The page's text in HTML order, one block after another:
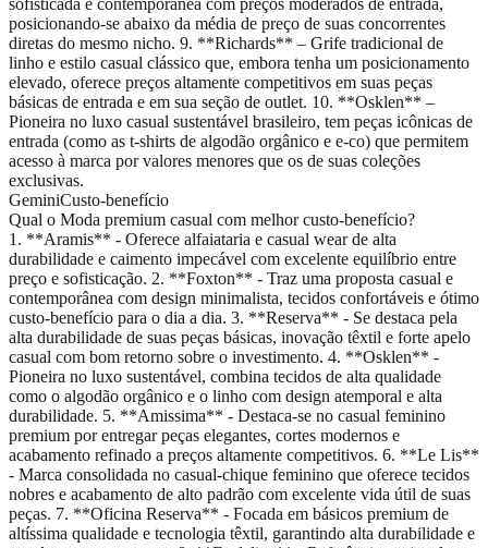
sofisticada e contemporânea com preços moderados de entrada,
posicionando-se abaixo da média de preço de suas concorrentes
diretas do mesmo nicho. 9. **Richards** – Grife tradicional de
linho e estilo casual clássico que, embora tenha um posicionamento
elevado, oferece preços altamente competitivos em suas peças
básicas de entrada e em sua seção de outlet. 10. **Osklen** –
Pioneira no luxo casual sustentável brasileiro, tem peças icônicas de
entrada (como as t-shirts de algodão orgânico e e-co) que permitem
acesso à marca por valores menores que os de suas coleções
exclusivas.
GeminiCusto-benefício
Qual o Moda premium casual com melhor custo-benefício?
1. **Aramis** - Oferece alfaiataria e casual wear de alta
durabilidade e caimento impecável com excelente equilíbrio entre
preço e sofisticação. 2. **Foxton** - Traz uma proposta casual e
contemporânea com design minimalista, tecidos confortáveis e ótimo
custo-benefício para o dia a dia. 3. **Reserva** - Se destaca pela
alta durabilidade de suas peças básicas, inovação têxtil e forte apelo
casual com bom retorno sobre o investimento. 4. **Osklen** -
Pioneira no luxo sustentável, combina tecidos de alta qualidade
como o algodão orgânico e o linho com design atemporal e alta
durabilidade. 5. **Amissima** - Destaca-se no casual feminino
premium por entregar peças elegantes, cortes modernos e
acabamento refinado a preços altamente competitivos. 6. **Le Lis**
- Marca consolidada no casual-chique feminino que oferece tecidos
nobres e acabamento de alto padrão com excelente vida útil de suas
peças. 7. **Oficina Reserva** - Focada em básicos premium de
altíssima qualidade e tecnologia têxtil, garantindo alta durabilidade e